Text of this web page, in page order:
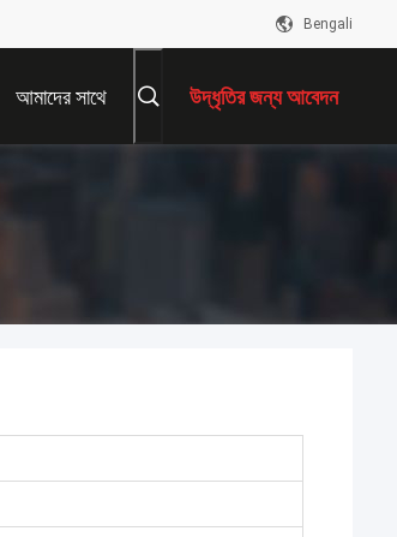
Bengali
আমাদের সাথে উদ্ধৃতির জন্য আবেদন